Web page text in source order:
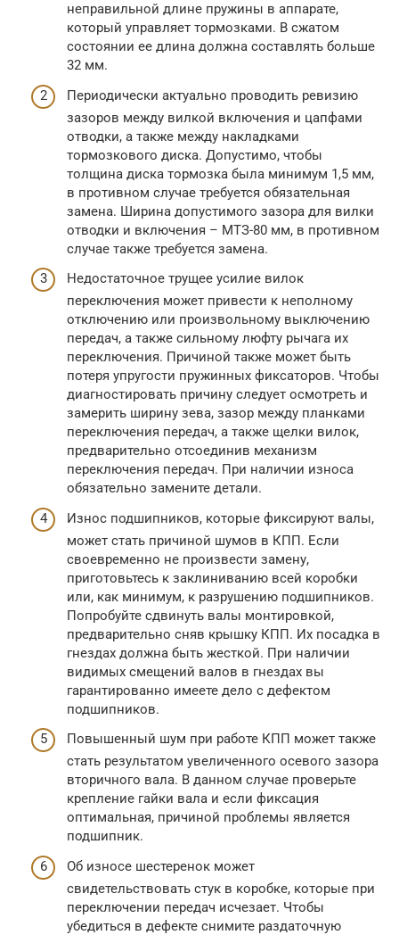
неправильной длине пружины в аппарате,
который управляет тормозками. В сжатом
состоянии ее длина должна составлять больше
32 мм.
Периодически актуально проводить ревизию
зазоров между вилкой включения и цапфами
отводки, а также между накладками
тормозкового диска. Допустимо, чтобы
толщина диска тормозка была минимум 1,5 мм,
в противном случае требуется обязательная
замена. Ширина допустимого зазора для вилки
отводки и включения – МТЗ-80 мм, в противном
случае также требуется замена.
Недостаточное трущее усилие вилок
переключения может привести к неполному
отключению или произвольному выключению
передач, а также сильному люфту рычага их
переключения. Причиной также может быть
потеря упругости пружинных фиксаторов. Чтобы
диагностировать причину следует осмотреть и
замерить ширину зева, зазор между планками
переключения передач, а также щелки вилок,
предварительно отсоединив механизм
переключения передач. При наличии износа
обязательно замените детали.
Износ подшипников, которые фиксируют валы,
может стать причиной шумов в КПП. Если
своевременно не произвести замену,
приготовьтесь к заклиниванию всей коробки
или, как минимум, к разрушению подшипников.
Попробуйте сдвинуть валы монтировкой,
предварительно сняв крышку КПП. Их посадка в
гнездах должна быть жесткой. При наличии
видимых смещений валов в гнездах вы
гарантированно имеете дело с дефектом
подшипников.
Повышенный шум при работе КПП может также
стать результатом увеличенного осевого зазора
вторичного вала. В данном случае проверьте
крепление гайки вала и если фиксация
оптимальная, причиной проблемы является
подшипник.
Об износе шестеренок может
свидетельствовать стук в коробке, которые при
переключении передач исчезает. Чтобы
убедиться в дефекте снимите раздаточную